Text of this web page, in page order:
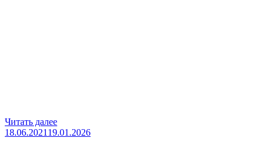
Читать далее«Ульяновск
—
Опубликовано
18.06.2021 19.01.2026